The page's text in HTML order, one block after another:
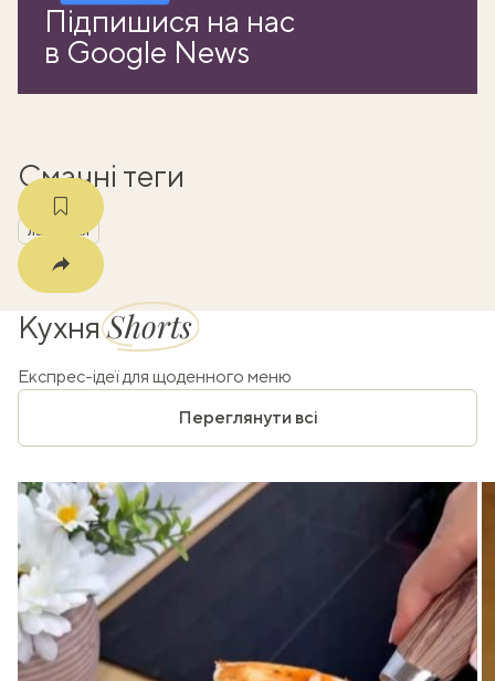
Підпишися на нас
в Google News
Смачні теги
лайфхаки
КухняShorts
Експрес-ідеї для щоденного меню
Переглянути всі